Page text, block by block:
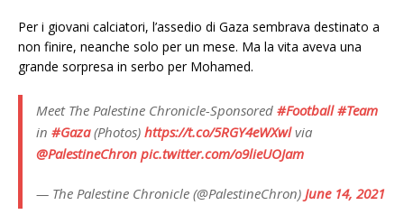
Per i giovani calciatori, l’assedio di Gaza sembrava destinato a
non finire, neanche solo per un mese. Ma la vita aveva una
grande sorpresa in serbo per Mohamed.
Meet The Palestine Chronicle-Sponsored #Football #Team
in #Gaza(Photos) https://t.co/5RGY4eWXwlvia
@PalestineChron pic.twitter.com/o9lieUOJam
— The Palestine Chronicle (@PalestineChron) June 14, 2021